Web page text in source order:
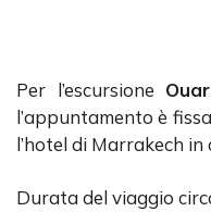
Per l’escursione
l’appuntamento è
l’hotel di Marrakech in
Durata del viaggio